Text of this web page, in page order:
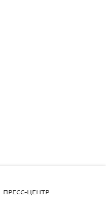
ПРЕСС-ЦЕНТР